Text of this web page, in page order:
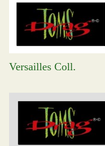
Versailles Coll.